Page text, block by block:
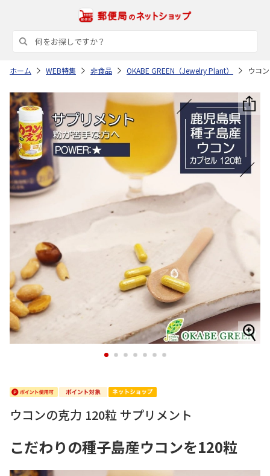
ホーム WEB特集 非食品 OKABE GREEN（Jewelry Plant） ウコ
1 2 3 4 5 6 7
ウコンの克力 120粒 サプリメント
こだわりの種子島産ウコンを120粒